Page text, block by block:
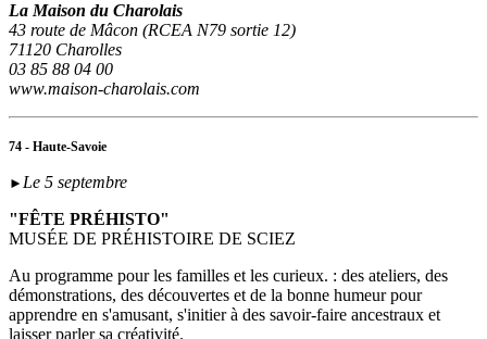
La Maison du Charolais
43 route de Mâcon (RCEA N79 sortie 12)
71120 Charolles
03 85 88 04 00
www.maison-charolais.com
74 - Haute-Savoie
► Le 5 septembre
"FÊTE PRÉHISTO"
MUSÉE DE PRÉHISTOIRE DE SCIEZ
Au programme pour les familles et les curieux. : des ateliers, des
démonstrations, des découvertes et de la bonne humeur pour
apprendre en s'amusant, s'initier à des savoir-faire ancestraux et
laisser parler sa créativité.